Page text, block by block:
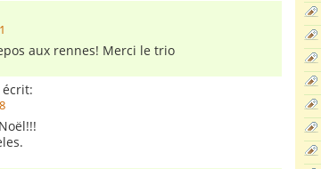
aux rennes! Merci le trio
écrit: